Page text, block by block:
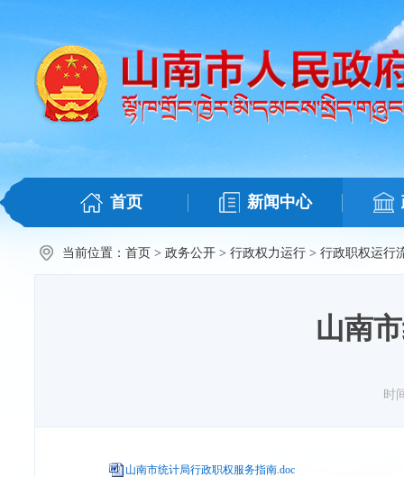
首页 新闻中心
当前位置： 首页 > 政务公开 > 行政权力运行 > 行政职权运行
山南
时
山南市统计局行政职权服务指南.doc